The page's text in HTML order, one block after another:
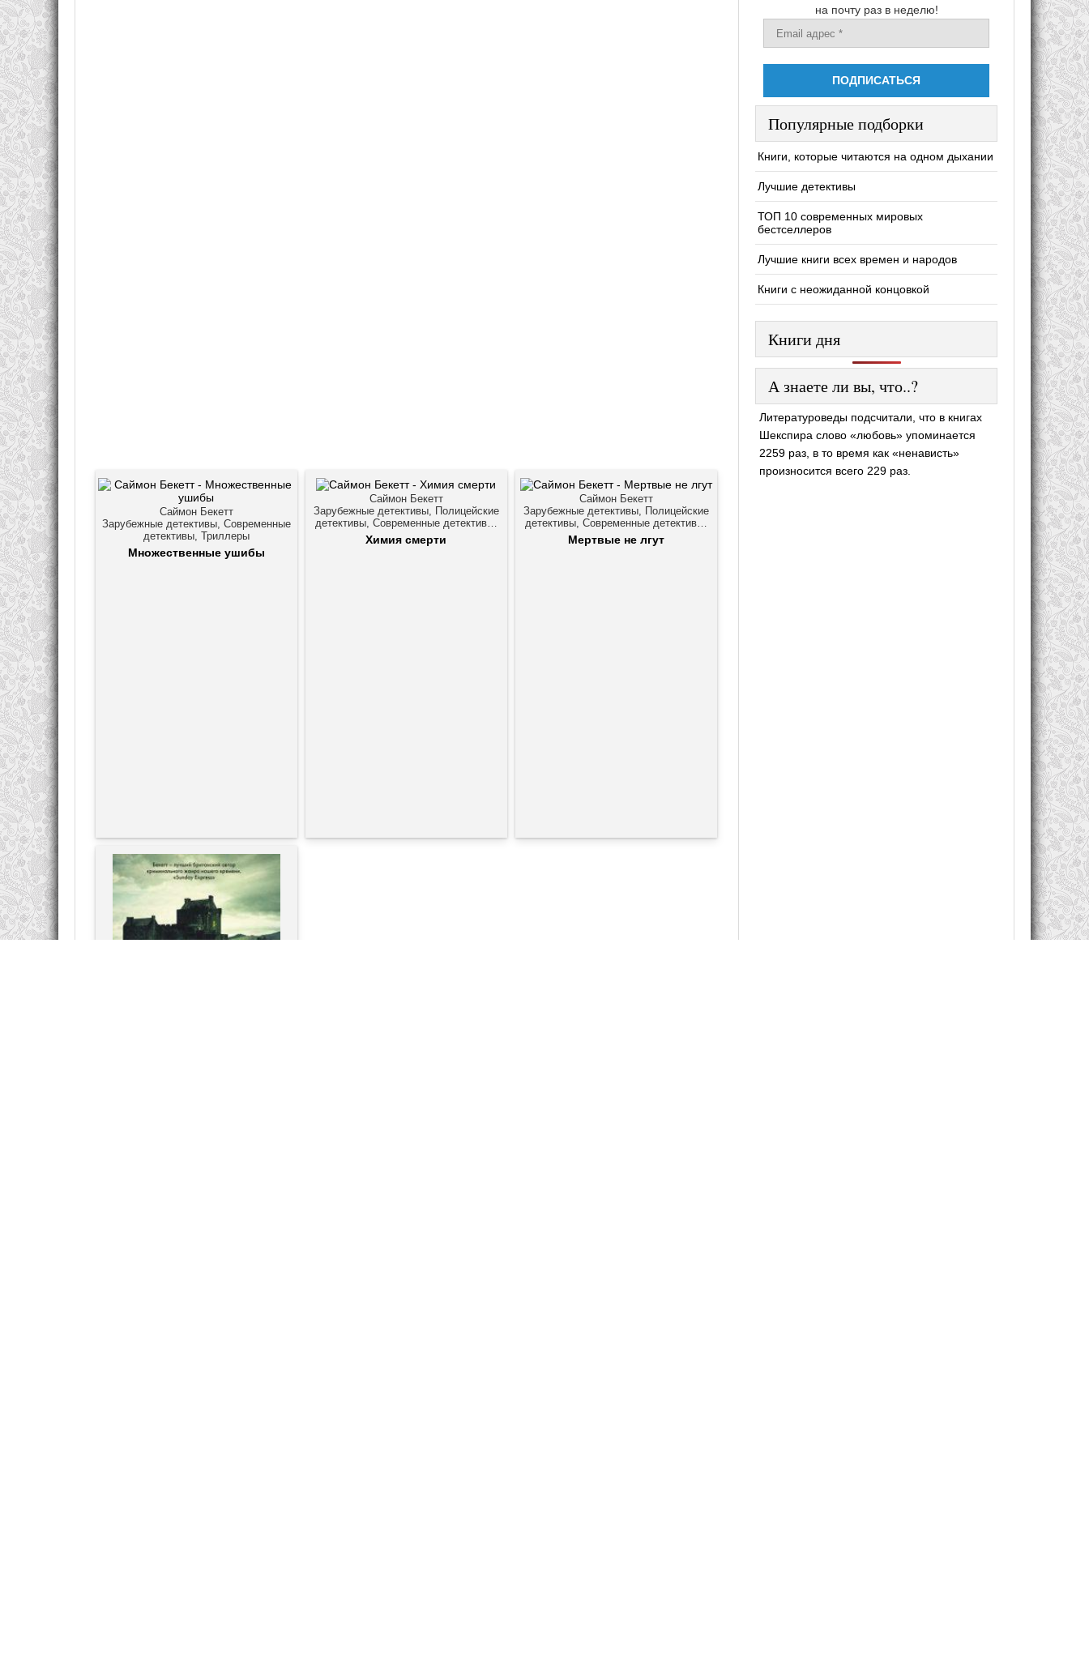
Саймон Бекетт
Зарубежные детективы, Современные
детективы, Триллеры
Множественные ушибы
Саймон Бекетт
Зарубежные детективы, Полицейские
детективы, Современные детективы,
Химия смерти
Саймон Бекетт
Зарубежные детективы, Полицейские
детективы, Современные детективы,
Мертвые не лгут
на почту раз в неделю!
Популярные подборки
Книги, которые читаются на одном дыхании
Лучшие детективы
ТОП 10 современных мировых
бестселлеров
Лучшие книги всех времен и народов
Книги с неожиданной концовкой
Книги дня
А знаете ли вы, что..?
Литературоведы подсчитали, что в книгах
Шекспира слово «любовь» упоминается
2259 раз, в то время как «ненависть»
произносится всего 229 раз.